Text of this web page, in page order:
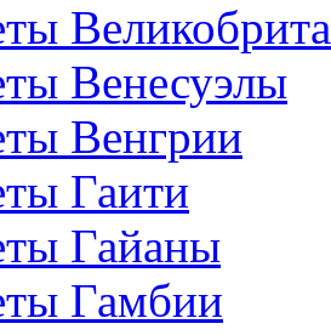
Венесуэлы
Венгрии
Гаити
Гайаны
Гамбии